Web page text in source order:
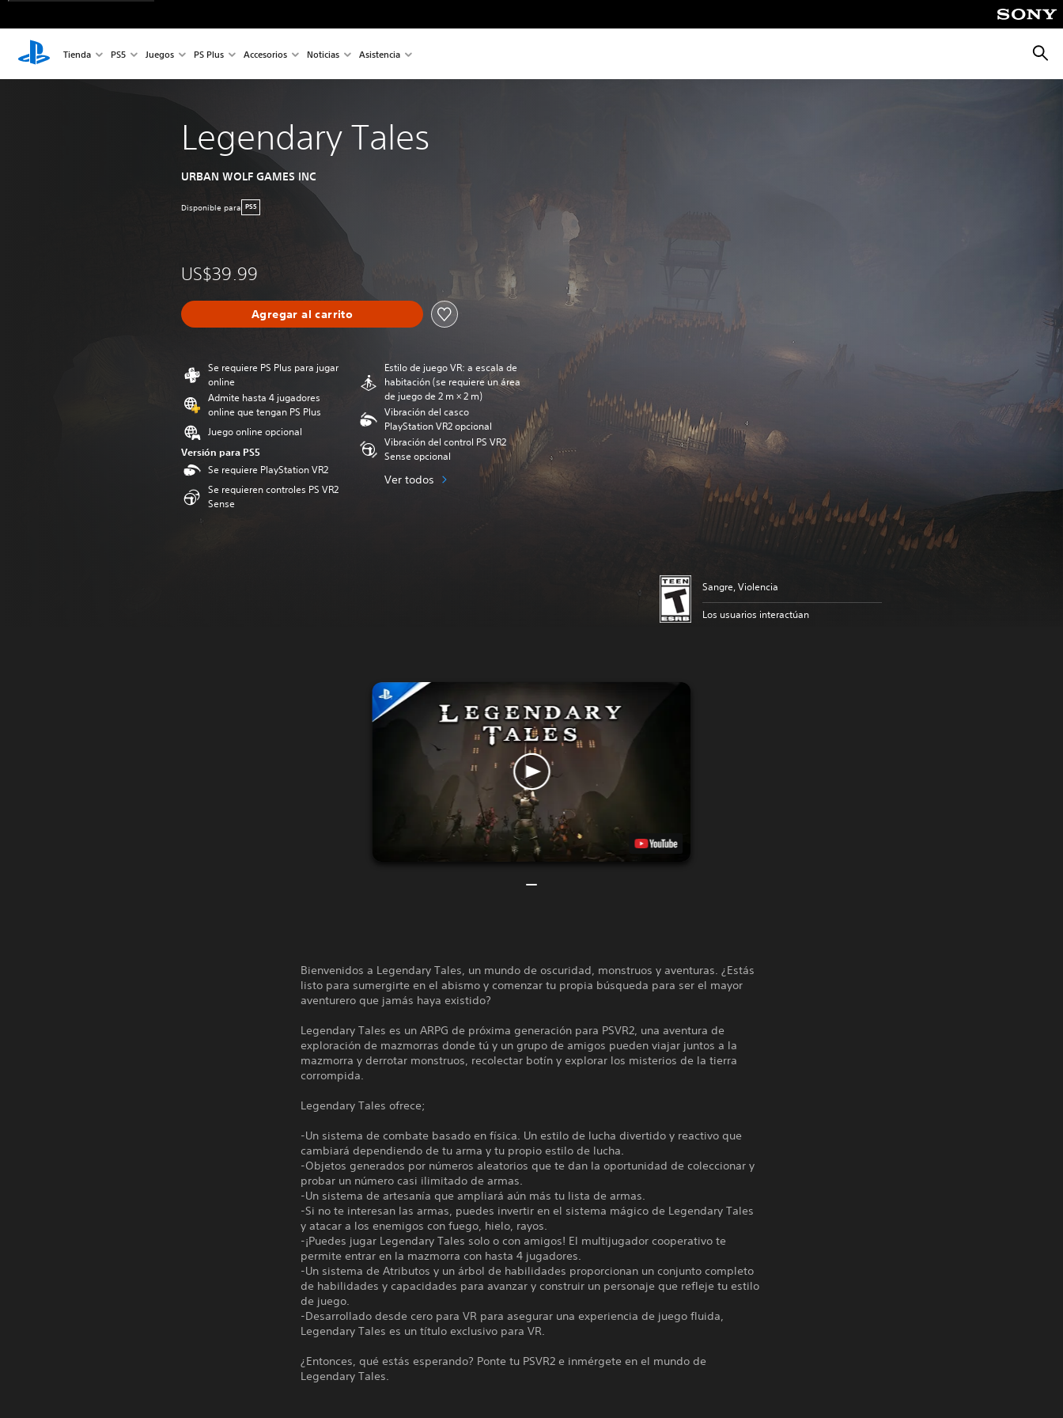
Tienda PS5 Juegos PS Plus Accesorios Noticias Asistencia
Legendary Tales
URBAN WOLF GAMES INC
Disponible para PS5
US$39.99
Agregar al carrito
Se requiere PS Plus para jugar
online
Admite hasta 4 jugadores
online que tengan PS Plus
Juego online opcional
Versión para PS5
Se requiere PlayStation VR2
Se requieren controles PS VR2
Sense
Estilo de juego VR: a escala de
habitación (se requiere un área
de juego de 2 m × 2 m)
Vibración del casco
PlayStation VR2 opcional
Vibración del control PS VR2
Sense opcional
Ver todos
Sangre, Violencia
Los usuarios interactúan
Bienvenidos a Legendary Tales, un mundo de oscuridad, monstruos y aventuras. ¿Estás
listo para sumergirte en el abismo y comenzar tu propia búsqueda para ser el mayor
aventurero que jamás haya existido?
Legendary Tales es un ARPG de próxima generación para PSVR2, una aventura de
exploración de mazmorras donde tú y un grupo de amigos pueden viajar juntos a la
mazmorra y derrotar monstruos, recolectar botín y explorar los misterios de la tierra
corrompida.
Legendary Tales ofrece;
-Un sistema de combate basado en física. Un estilo de lucha divertido y reactivo que
cambiará dependiendo de tu arma y tu propio estilo de lucha.
-Objetos generados por números aleatorios que te dan la oportunidad de coleccionar y
probar un número casi ilimitado de armas.
-Un sistema de artesanía que ampliará aún más tu lista de armas.
-Si no te interesan las armas, puedes invertir en el sistema mágico de Legendary Tales
y atacar a los enemigos con fuego, hielo, rayos.
-¡Puedes jugar Legendary Tales solo o con amigos! El multijugador cooperativo te
permite entrar en la mazmorra con hasta 4 jugadores.
-Un sistema de Atributos y un árbol de habilidades proporcionan un conjunto completo
de habilidades y capacidades para avanzar y construir un personaje que refleje tu estilo
de juego.
-Desarrollado desde cero para VR para asegurar una experiencia de juego fluida,
Legendary Tales es un título exclusivo para VR.
¿Entonces, qué estás esperando? Ponte tu PSVR2 e inmérgete en el mundo de
Legendary Tales.